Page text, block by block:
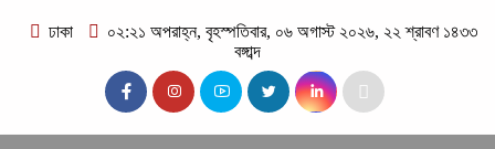
ঢাকা
০২:২১ অপরাহ্ন, বৃহস্পতিবার, ০৬ অগাস্ট ২০২৬, ২২ শ্রাবণ ১৪৩৩
বঙ্গাব্দ